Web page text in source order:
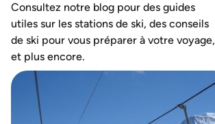
Consultez notre blog pour des guides
utiles sur les stations de ski, des conseils
de ski pour vous préparer à votre voyage,
et plus encore.